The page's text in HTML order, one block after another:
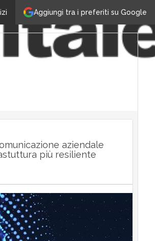
Aggiungi tra i preferiti su Google
aziendale
più resiliente